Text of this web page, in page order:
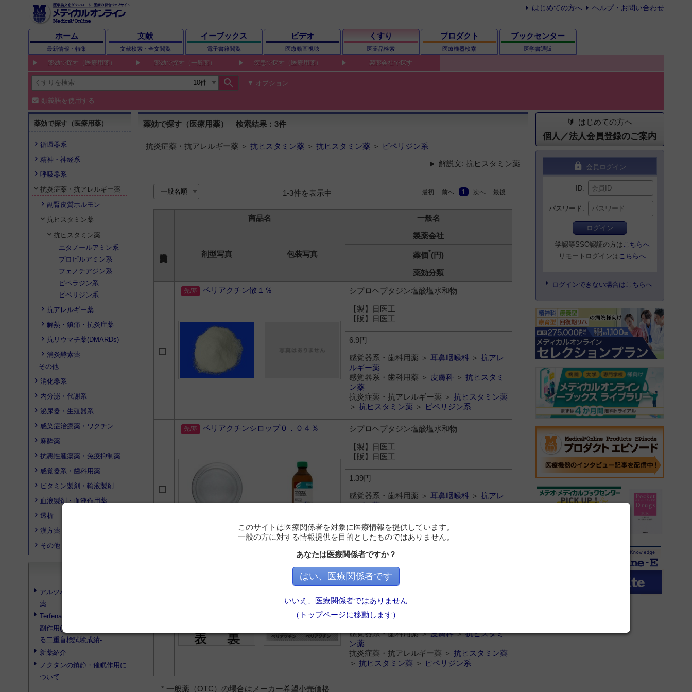
はじめての方へ ヘルプ・お問い合わせ
ホーム
最新情報・特集
文献
文献検索・全文閲覧
イーブックス
電子書籍閲覧
ビデオ
医療動画視聴
くすり
医薬品検索
プロダクト
医療機器検索
ブックセンター
医学書通販
薬効で探す（医療用薬） 薬効で探す（一般薬） 疾患で探す（医療用薬） 製薬会社で探す
search オプション
類義語を使用する
薬効で探す（医療用薬）
循環器系
精神・神経系
呼吸器系
抗炎症薬・抗アレルギー薬
副腎皮質ホルモン
抗ヒスタミン薬
抗ヒスタミン薬
エタノールアミン系
プロピルアミン系
フェノチアジン系
ピペラジン系
ピペリジン系
抗アレルギー薬
解熱・鎮痛・抗炎症薬
抗リウマチ薬(DMARDs)
消炎酵素薬
その他
消化器系
内分泌・代謝系
泌尿器・生殖器系
感染症治療薬・ワクチン
麻酔薬
抗悪性腫瘍薬・免疫抑制薬
感覚器系・歯科用薬
ビタミン製剤・輸液製剤
血液製剤・血液作用薬
透析
漢方薬
その他
search
アルツハイマー型痴呆と治療
薬
Terfenadineの安全性の検討‐
副作用(眠気・倦怠感)に関す
る二重盲検試験成績‐
新薬紹介
ノクタンの鎮静・催眠作用に
ついて
薬効で探す（医療用薬） 検索結果：3件
抗炎症薬・抗アレルギー薬 ＞ 抗ヒスタミン薬 ＞ 抗ヒスタミン薬 ＞
ピペリジン系
解説文: 抗ヒスタミン薬
1-3件を表示中 最初 前へ 1 次へ 最後
商品名 一般名
剤型写真 包装写真
製薬会社
薬価*(円)
薬効分類
ペリアクチン散１％
シプロヘプタジン塩酸塩水和物
【製】日医工
【販】日医工
6.9円
感覚器系・歯科用薬 ＞ 耳鼻咽喉科 ＞ 抗アレ
ルギー薬
感覚器系・歯科用薬 ＞ 皮膚科 ＞ 抗ヒスタミ
ン薬
抗炎症薬・抗アレルギー薬 ＞ 抗ヒスタミン薬
＞ 抗ヒスタミン薬 ＞ ピペリジン系
ペリアクチンシロップ０．０４％ シプロヘプタジン塩酸塩水和物
【製】日医工
【販】日医工
1.39円
感覚器系・歯科用薬 ＞ 耳鼻咽喉科 ＞ 抗アレ
ン薬
抗炎症薬・抗アレルギー薬 ＞
シプロヘプタジン塩酸塩水和物
6.3円
感覚器系・歯科用薬 ＞
感覚器系・歯科用薬 ＞皮膚科＞抗ヒスタミ
ン薬
抗炎症薬・抗アレルギー薬 ＞ 抗ヒスタミン薬
＞ 抗ヒスタミン薬 ＞ ピペリジン系
* 一般薬（OTC）の場合はメーカー希望小売価格
はじめての方へ
個人／法人会員登録のご案内
lock 会員ログイン
ID
パスワード
ログイン
学認等SSO認証の方は こちらへ
リモートログインは こちらへ
ログインできない場合はこちらへ
このサイトは医療関係者を対象に医療情報を提供しています。
一般の方に対する情報提供を目的としたものではありません。
あなたは医療関係者ですか？
はい、医療関係者です
いいえ、医療関係者ではありません
（トップページに移動します）